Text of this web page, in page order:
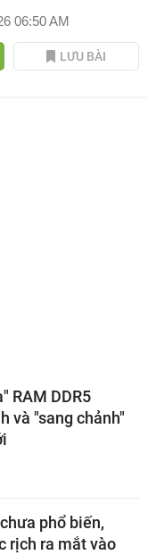
06:50 AM
LƯU BÀI
RAM DDR5
và "sang chảnh"
phổ biến,
rịch ra mắt vào